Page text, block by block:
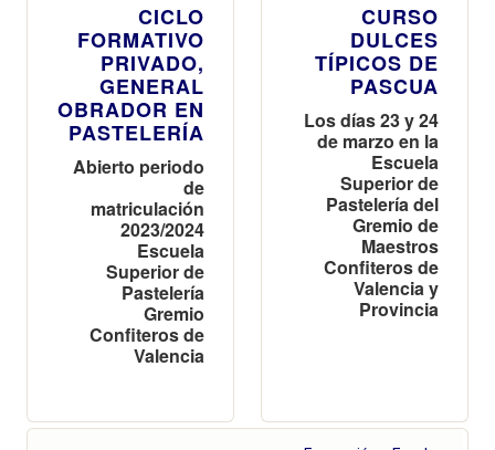
CICLO
FORMATIVO
PRIVADO,
GENERAL
OBRADOR EN
PASTELERÍA
Abierto periodo
de
matriculación
2023/2024
Escuela
Superior de
Pastelería
Gremio
Confiteros de
Valencia
CURSO
DULCES
TÍPICOS DE
PASCUA
Los días 23 y 24
de marzo en la
Escuela
Superior de
Pastelería del
Gremio de
Maestros
Confiteros de
Valencia y
Provincia